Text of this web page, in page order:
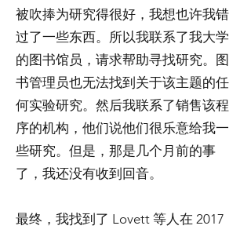
被吹捧为研究得很好，我想也许我错
过了一些东西。所以我联系了我大学
的图书馆员，请求帮助寻找研究。图
书管理员也无法找到关于该主题的任
何实验研究。然后我联系了销售该程
序的机构，他们说他们很乐意给我一
些研究。但是，那是几个月前的事
了，我还没有收到回音。
最终，我找到了 Lovett 等人在 2017